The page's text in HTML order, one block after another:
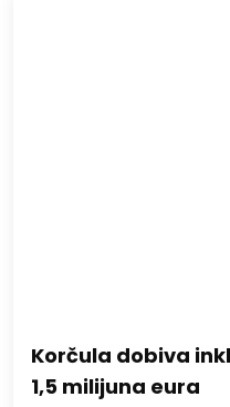
Korčula dobiva
1,5 milijuna eura